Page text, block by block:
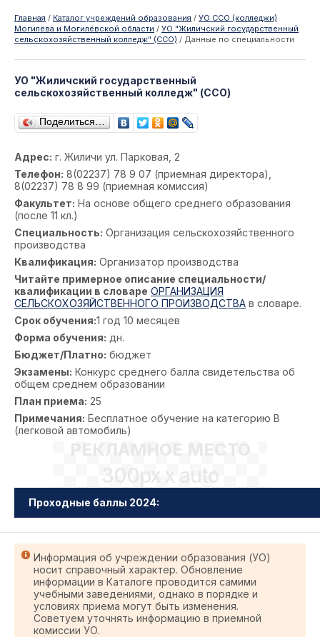
Главная / Каталог учреждений образования / УО ССО (колледжи)
Могилёва и Могилёвской области / УО "Жиличский государственный
сельскохозяйственный колледж" (ССО) / Данные по специальности
УО "Жиличский государственный
сельскохозяйственный колледж" (ССО)
Поделиться…
Адрес: г. Жиличи ул. Парковая, 2
Телефон: 8(02237) 78 9 07 (приемная директора),
8(02237) 78 8 99 (приемная комиссия)
Факультет: На основе общего среднего образования
(после 11 кл.)
Специальность: Организация сельскохозяйственного
производства
Квалификация: Организатор производства
Читайте примерное описание специальности/
квалификации в словаре ОРГАНИЗАЦИЯ
СЕЛЬСКОХОЗЯЙСТВЕННОГО ПРОИЗВОДСТВА в словаре.
Срок обучения:1 год 10 месяцев
Форма обучения: дн.
Бюджет/Платно: бюджет
Экзамены: Конкурс среднего балла свидетельства об
общем среднем образовании
План приема: 25
Примечания: Бесплатное обучение на категорию В
(легковой автомобиль)
РЕКЛАМНОЕ МЕСТО
300px x auto
Проходные баллы 2024:
Информация об учреждении образования (УО)
носит справочный характер. Обновление
информации в Каталоге проводится самими
учебными заведениями, однако в порядке и
условиях приема могут быть изменения.
Советуем уточнять информацию в приемной
комиссии УО.